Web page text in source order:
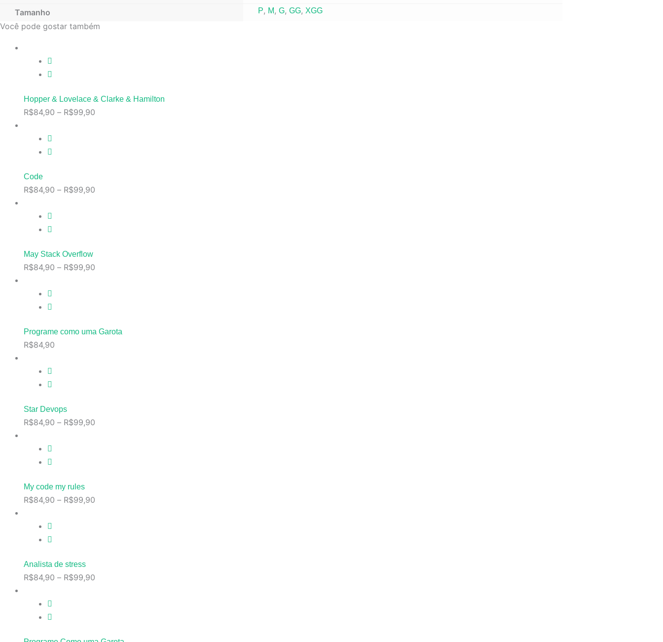
Tamanho P, M , G, GG, XGG
Você pode gostar também
Hopper & Lovelace & Clarke & Hamilton
R$84,90 – R$99,90
Code
R$84,90 – R$99,90
May Stack Overflow
R$84,90 – R$99,90
Programe como uma Garota
R$84,90
Star Devops
R$84,90 – R$99,90
My code my rules
R$84,90 – R$99,90
Analista de stress
R$84,90 – R$99,90